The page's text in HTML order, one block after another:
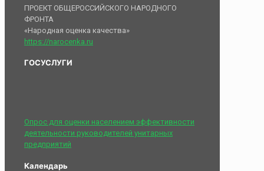
ПРОЕКТ ОБЩЕРОССИЙСКОГО НАРОДНОГО
ФРОНТА
«Народная оценка качества»
https://narocenka.ru
ГОСУСЛУГИ
Опрос для оценки населением эффективности
деятельности руководителей унитарных
предприятий
Календарь